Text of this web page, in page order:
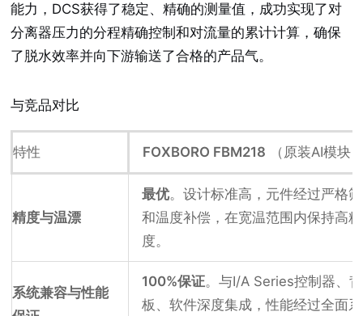
能力，DCS获得了稳定、精确的测量值，成功实现了对
分离器压力的分程精确控制和对流量的累计计算，确保
了脱水效率并向下游输送了合格的产品气。
与竞品对比
特性 FOXBORO FBM218 （原装AI模块
精度与温漂
最优。设计标准高，元件经过严格
和温度补偿，在宽温范围内保持高精
度。
系统兼容与性能
100%保证。与I/A Series控制器、背
板、软件深度集成，性能经过全面